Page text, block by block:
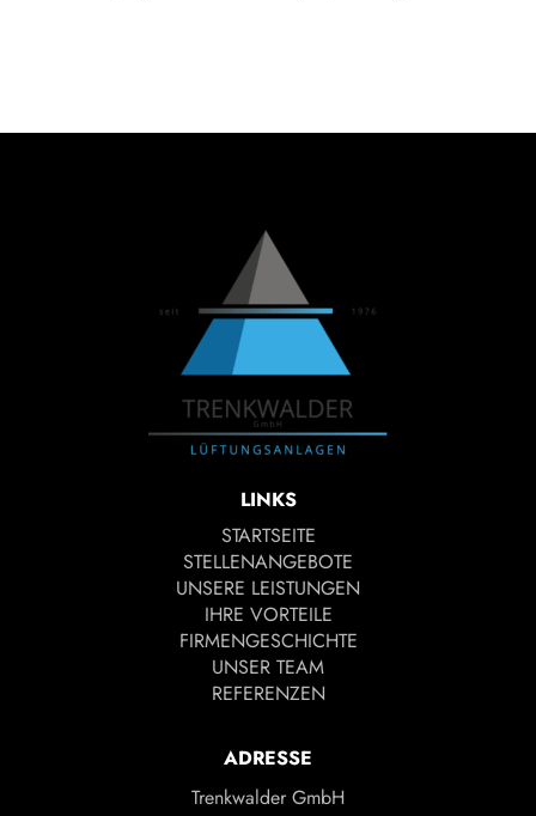
LINKS
STARTSEITE
STELLENANGEBOTE
UNSERE LEISTUNGEN
IHRE VORTEILE
FIRMENGESCHICHTE
UNSER TEAM
REFERENZEN
ADRESSE
Trenkwalder GmbH